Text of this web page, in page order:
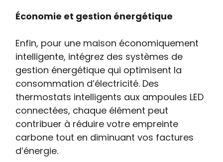
Économie et gestion énergétique
Enfin, pour une maison économiquement
intelligente, intégrez des systèmes de
gestion énergétique qui optimisent la
consommation d’électricité. Des
thermostats intelligents aux ampoules LED
connectées, chaque élément peut
contribuer à réduire votre empreinte
carbone tout en diminuant vos factures
d’énergie.